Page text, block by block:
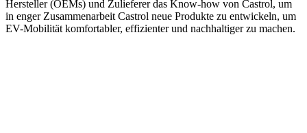
Hersteller (OEMs) und Zulieferer das Know-how von Castrol, um
in enger Zusammenarbeit Castrol neue Produkte zu entwickeln, um
EV-Mobilität komfortabler, effizienter und nachhaltiger zu machen.